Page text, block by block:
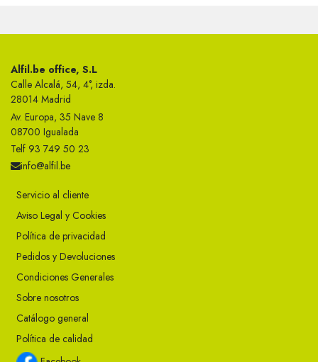
Alfil.be office, S.L
Calle Alcalá, 54, 4°, izda.
28014 Madrid
Av. Europa, 35 Nave 8
08700 Igualada
Telf 93 749 50 23
info@alfil.be
Servicio al cliente
Aviso Legal y Cookies
Política de privacidad
Pedidos y Devoluciones
Condiciones Generales
Sobre nosotros
Catálogo general
Política de calidad